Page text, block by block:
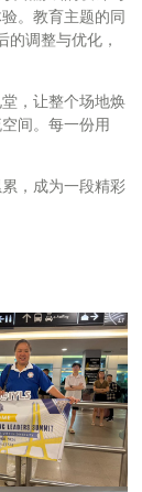
。教育主题的同
调整与优化，
，让整个场地焕
间。每一份用
，成为一段精彩